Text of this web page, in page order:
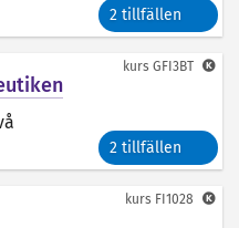
2 tillfällen
2 tillfällen
kurs GFI3BT
kurs FI1028